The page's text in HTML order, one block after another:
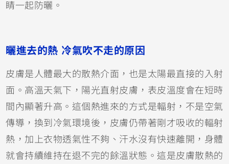
睛一起防曬。
曬進去的熱 冷氣吹不走的原因
皮膚是人體最大的散熱介面，也是太陽最直接的入射
面。高溫天氣下，陽光直射皮膚，表皮溫度會在短時
間內顯著升高。這個熱進來的方式是輻射，不是空氣
傳導，換到冷氣環境後，皮膚仍帶著剛才吸收的輻射
熱，加上衣物透氣性不夠、汗水沒有快速離開，身體
就會持續維持在退不完的餘溫狀態。這是皮膚散熱的